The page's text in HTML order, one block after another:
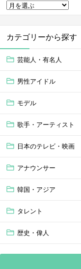
カテゴリーから探す
芸能人・有名人
男性アイドル
モデル
歌手・アーティスト
日本のテレビ・映画
アナウンサー
韓国・アジア
タレント
歴史・偉人